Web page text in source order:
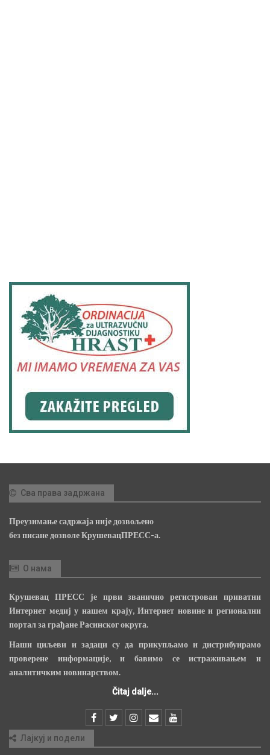
Сва права задржана
Преузимање садржаја није дозвољено
без писане дозволе КрушевацПРЕСС-а.
О нама
Крушевац ПРЕСС је први званично регистрован приватни
Интернет медиј у нашем крају, Интернет новине и регионални
портал за грађане Расинског округа.
Наши циљеви и задаци су да прикупљамо и дистрибуирамо
проверене информације, и бавимо се истраживањем и
аналитичким новинарством.
Čitaj dalje...
Лајкуј и подели